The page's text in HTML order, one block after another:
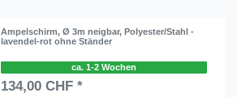
Ampelschirm, Ø 3m neigbar, Polyester/Stahl -
lavendel-rot ohne Ständer
ca. 1-2 Wochen
134,00 CHF *